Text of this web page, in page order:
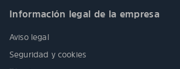
Información legal de la empresa
Aviso legal
Seguridad y cookies